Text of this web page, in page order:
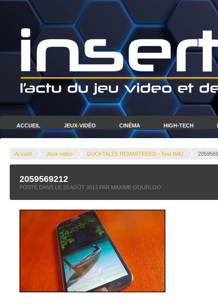
ACCUEIL JEUX-VIDÉO CINÉMA HIGH-TECH
Accueil Jeux-vidéo DUCKTALES REMASTERED - Test WiiU
2059569212
POSTÉ DANS LE 20 AOÛT 2013 PAR MAXIME GOURLOO